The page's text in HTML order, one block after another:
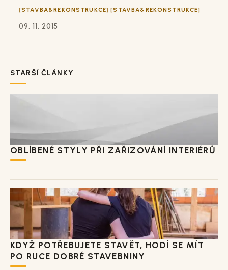
STAVBA&REKONSTRUKCE STAVBA&REKONSTRUKCE
09. 11. 2015
STARŠÍ ČLÁNKY
OBLÍBENÉ STYLY PŘI ZAŘIZOVÁNÍ INTERIÉRŮ
KDYŽ POTŘEBUJETE STAVĚT, HODÍ SE MÍT
PO RUCE DOBRÉ STAVEBNINY